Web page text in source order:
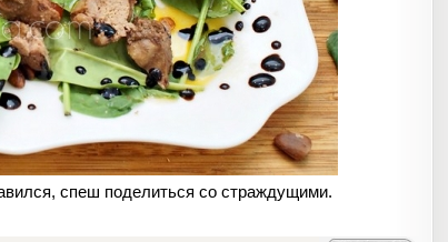
спеш поделиться со страждущими.